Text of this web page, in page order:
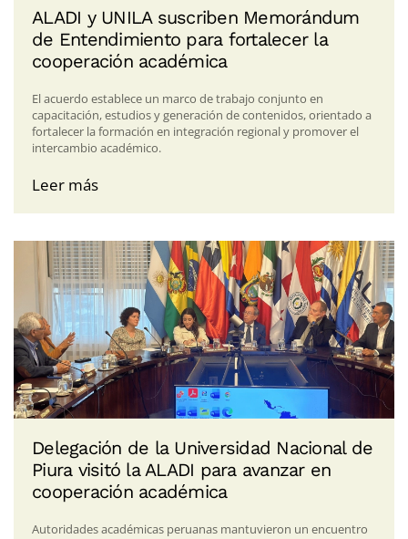
ALADI y UNILA suscriben Memorándum
de Entendimiento para fortalecer la
cooperación académica
El acuerdo establece un marco de trabajo conjunto en
capacitación, estudios y generación de contenidos, orientado a
fortalecer la formación en integración regional y promover el
intercambio académico.
Leer más
Delegación de la Universidad Nacional de
Piura visitó la ALADI para avanzar en
cooperación académica
Autoridades académicas peruanas mantuvieron un encuentro